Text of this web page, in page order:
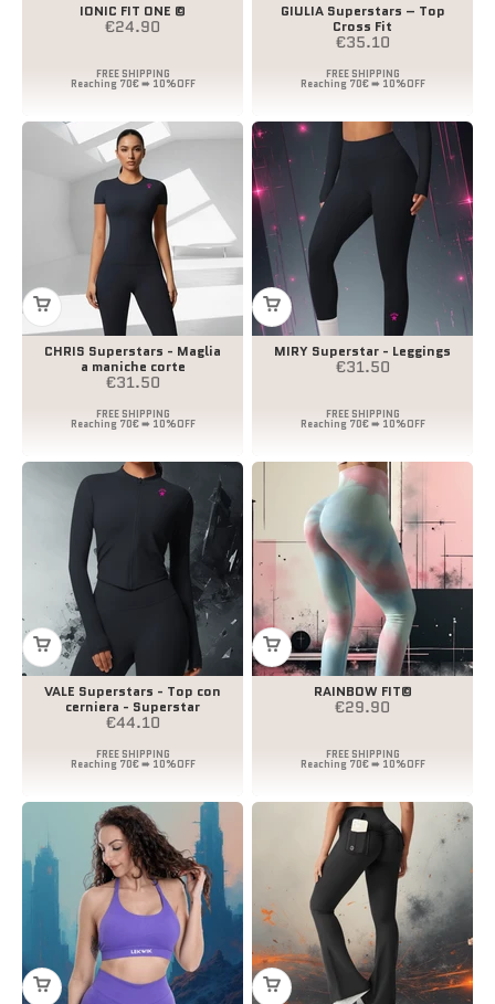
IONIC FIT ONE ©
Prezzo scontato
€24.90
GIULIA Superstars – Top
Cross Fit
Prezzo scontato
€35.10
CHRIS Superstars - Maglia
a maniche corte
Prezzo scontato
€31.50
MIRY Superstar - Leggings
Prezzo scontato
€31.50
VALE Superstars - Top con
cerniera - Superstar
Prezzo scontato
€44.10
RAINBOW FIT©
Prezzo scontato
€29.90